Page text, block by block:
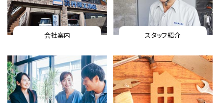
会社案内 スタッフ紹介